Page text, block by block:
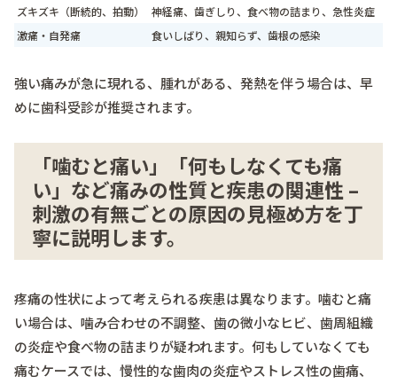
ズキズキ（断続的、拍動）
神経痛、歯ぎしり、食べ物の詰まり、急性炎症
激痛・自発痛
食いしばり、親知らず、歯根の感染
強い痛みが急に現れる、腫れがある、発熱を伴う場合は、早
めに歯科受診が推奨されます。
「噛むと痛い」「何もしなくても痛
い」など痛みの性質と疾患の関連性 –
刺激の有無ごとの原因の見極め方を丁
寧に説明します。
疼痛の性状によって考えられる疾患は異なります。噛むと痛
い場合は、噛み合わせの不調整、歯の微小なヒビ、歯周組織
の炎症や食べ物の詰まりが疑われます。何もしていなくても
痛むケースでは、慢性的な歯肉の炎症やストレス性の歯痛、